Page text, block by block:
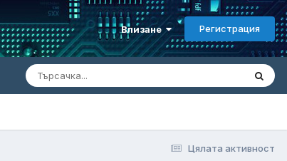
Влизане Регистрация
Цялата активност